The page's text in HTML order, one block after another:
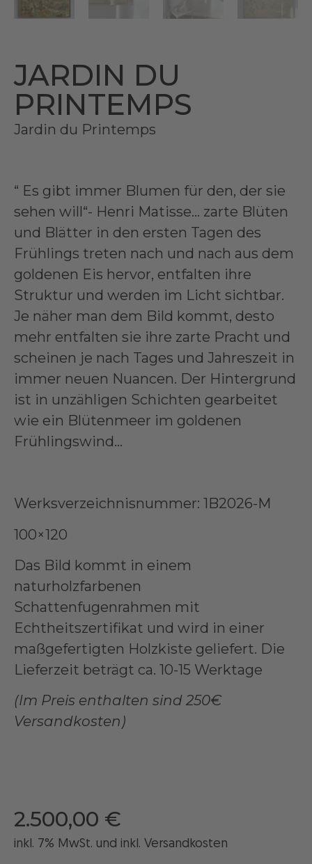
JARDIN DU
PRINTEMPS
Jardin du Printemps
“ Es gibt immer Blumen für den, der sie
sehen will“- Henri Matisse… zarte Blüten
und Blätter in den ersten Tagen des
Frühlings treten nach und nach aus dem
goldenen Eis hervor, entfalten ihre
Struktur und werden im Licht sichtbar.
Je näher man dem Bild kommt, desto
mehr entfalten sie ihre zarte Pracht und
scheinen je nach Tages und Jahreszeit in
immer neuen Nuancen. Der Hintergrund
ist in unzähligen Schichten gearbeitet
wie ein Blütenmeer im goldenen
Frühlingswind…
Werksverzeichnisnummer: 1B2026-M
100×120
Das Bild kommt in einem
naturholzfarbenen
Schattenfugenrahmen mit
Echtheitszertifikat und wird in einer
maßgefertigten Holzkiste geliefert. Die
Lieferzeit beträgt ca. 10-15 Werktage
(Im Preis enthalten sind 250€
Versandkosten)
2.500,00 €
inkl. 7% MwSt. und inkl. Versandkosten